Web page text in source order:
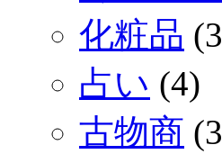
化粧品
占い (4)
古物商